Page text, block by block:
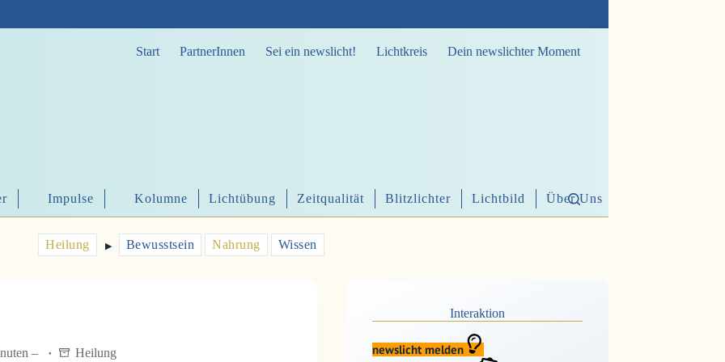
Start PartnerInnen Sei ein newslicht! Lichtkreis Dein newslichter Moment
Impulse Kolumne Lichtübung Zeitqualität Blitzlichter Lichtbild Über Uns
Heilung ▶︎ Bewusstsein Nahrung Wissen
– Heilung
Interaktion
newslicht melden